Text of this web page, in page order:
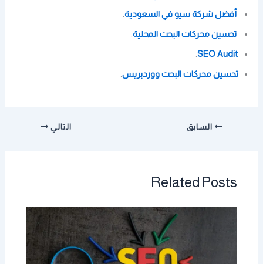
أفضل شركة سيو في السعودية
تحسين محركات البحث المحلية
SEO Audit
.
تحسين محركات البحث ووردبريس.
السابق التالي
Related Posts